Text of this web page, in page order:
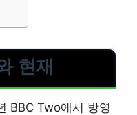
현재
BBC Two에서 방영